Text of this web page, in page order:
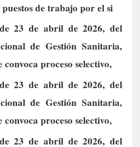
de trabajo por el si
23 de abril de 2026, del
de Gestión Sanitaria,
convoca proceso selectivo,
23 de abril de 2026, del
de Gestión Sanitaria,
convoca proceso selectivo,
23 de abril de 2026, del